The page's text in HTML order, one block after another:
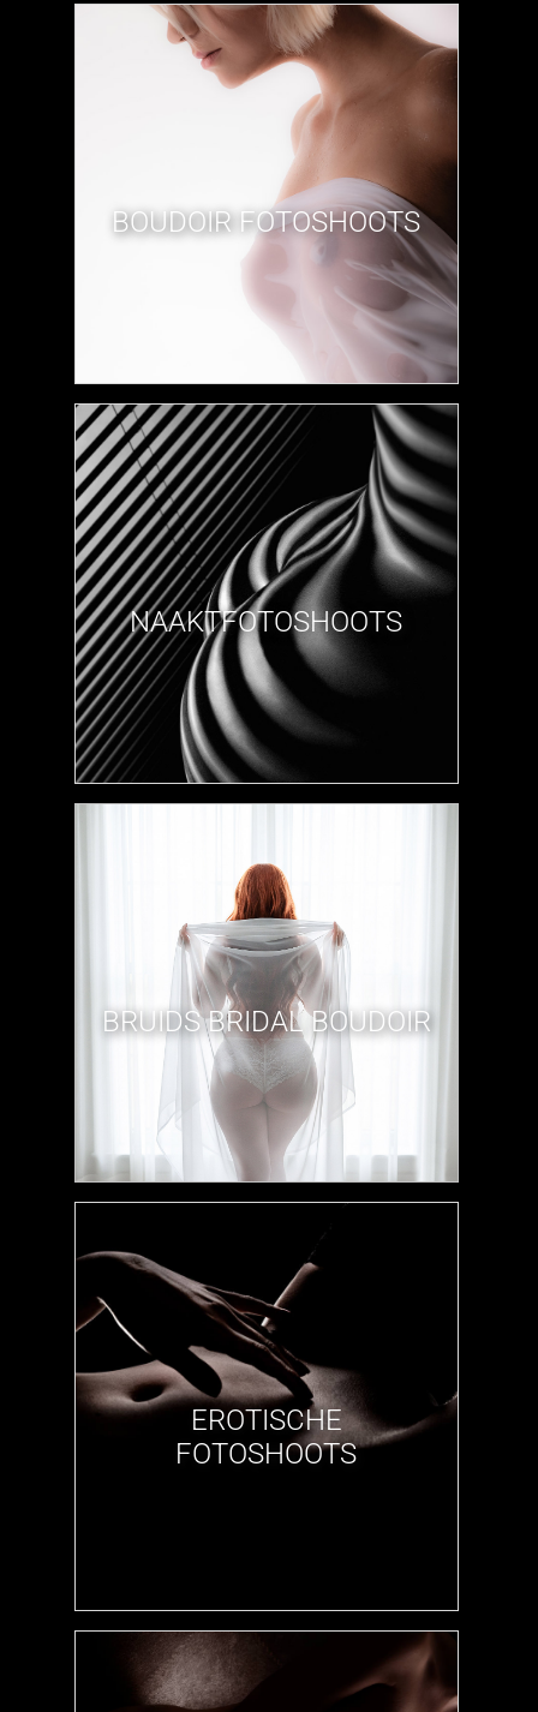
BOUDOIR FOTOSHOOTS
NAAKTFOTOSHOOTS
BRUIDS BRIDAL BOUDOIR
EROTISCHE
FOTOSHOOTS